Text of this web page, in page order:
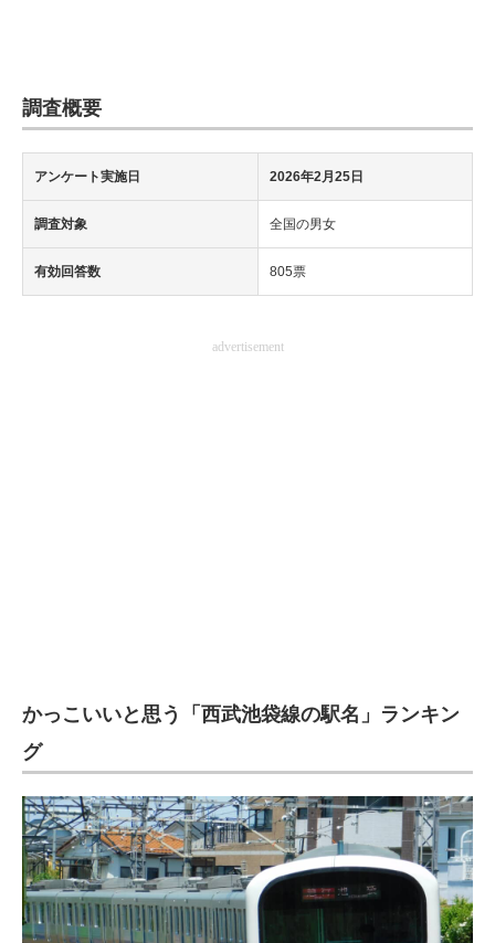
調査概要
アンケート実施日 2026年2月25日
調査対象 全国の男女
有効回答数 805票
advertisement
かっこいいと思う「西武池袋線の駅名」ランキン
グ